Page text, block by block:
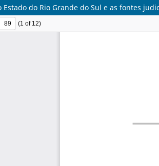
do Rio Grande do Sul e as fontes